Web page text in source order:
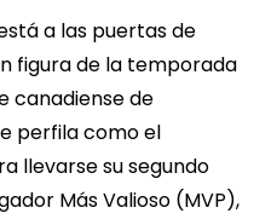
a las puertas de
figura de la temporada
canadiense de
perfila como el
llevarse su segundo
Más Valioso (MVP),